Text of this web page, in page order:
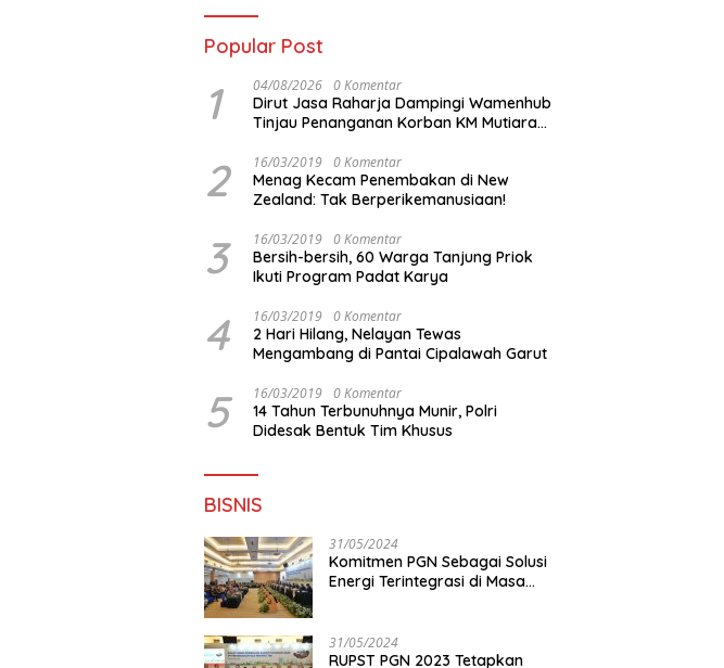
Popular Post
1 04/08/2026 0 Komentar
Dirut Jasa Raharja Dampingi Wamenhub
Tinjau Penanganan Korban KM Mutiara
2 16/03/2019 0 Komentar
Menag Kecam Penembakan di New
Zealand: Tak Berperikemanusiaan!
3 16/03/2019 0 Komentar
Bersih-bersih, 60 Warga Tanjung Priok
Ikuti Program Padat Karya
4 16/03/2019 0 Komentar
2 Hari Hilang, Nelayan Tewas
Mengambang di Pantai Cipalawah Garut
5 16/03/2019 0 Komentar
14 Tahun Terbunuhnya Munir, Polri
Didesak Bentuk Tim Khusus
BISNIS
31/05/2024
Komitmen PGN Sebagai Solusi
Energi Terintegrasi di Masa
31/05/2024
RUPST PGN 2023 Tetapkan